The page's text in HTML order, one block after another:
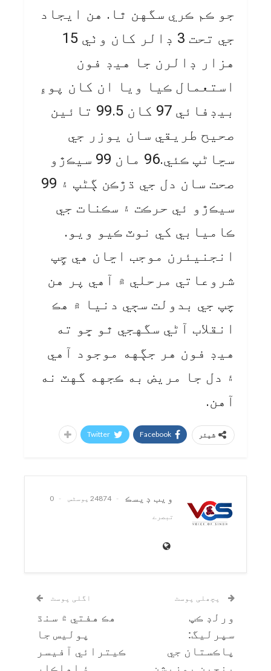
جو ڪم ڪري سگهن ٿا. هن ايجاد
جي تحت 3 ڊالر کان وٺي 15
هزار ڊالرن جا هيڊ فون
استعمال ڪيا ويا ان کان پوءِ
بيڊفائي 97 کان 99.5 تائين
صحيح طريقي سان يوزر جي
سڃاڻپ ڪئي.96 مان 99 سيڪڙو
صحت سان دل جي ڌڙڪن ڳڻپ ۽ 99
سيڪڙو ئي حرڪت ۽ سڪنات جي
ڪاميابي کي نوٽ ڪيو ويو.
انجنيئرن موجب اڃان هي چِپ
شروعاتي مرحلي ۾ آهي پر هن
چپ جي بدولت سڄي دنيا ۾ هڪ
انقلاب آڻي سگهجي ٿو ڇو ته
هيڊ فون هر جڳهه موجود آهي
۽ دل جا مريض به ڪجهه گهٽ نه
آهن.
شیئر Facebook
Twitter
ويب ڊيسڪ 24874 پوسٹس
0
تبصرے
پچھلی پوسٹ
ورلڊ ڪپ
سپرليگ:
پاڪستان جي
پنجين پوزيشن
اگلی پوسٹ
هڪ هفتي ۾ سنڌ
پوليس جا
ڪيترائي آفيسر
۽ اهلڪار